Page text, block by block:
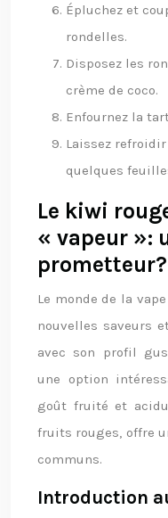
Épluchez et
rondelles.
Disposez les
crème de coco.
Enfournez la
Laissez
quelques
Le kiwi
« vapeur »:
prometteur?
Le monde de la
nouvelles saveurs
avec son profil
une option
goût fruité et
fruits rouges, offre
communs.
Introduction